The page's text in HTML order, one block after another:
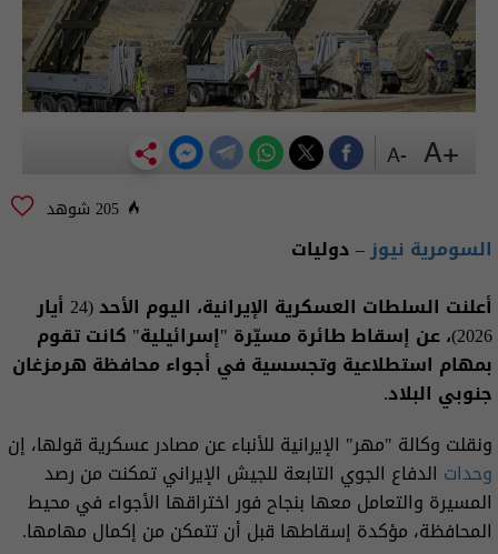
205 شوهد
السومرية نيوز– دوليات
أعلنت السلطات العسكرية الإيرانية، اليوم الأحد (24 أيار
2026)، عن إسقاط طائرة مسيّرة "إسرائيلية" كانت تقوم
بمهام استطلاعية وتجسسية في أجواء محافظة هرمزغان
جنوبي البلاد.
ونقلت وكالة "مهر" الإيرانية للأنباء عن مصادر عسكرية قولها، إن
وحدات الدفاع الجوي التابعة للجيش الإيراني تمكنت من رصد
المسيرة والتعامل معها بنجاح فور اختراقها الأجواء في محيط
المحافظة، مؤكدة إسقاطها قبل أن تتمكن من إكمال مهامها.
+A
-A